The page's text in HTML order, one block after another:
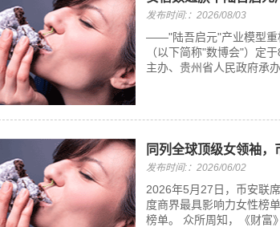
发布时间:：2026/08/03
——"陆吾启元"产业模型重
（以下简称"数博会"）定
主办、贵州省人民政府承
同列全球顶级女领袖
发布时间:：2026/06/02
2026年5月27日，币安联
度商界最具影响力女性榜
榜单。 众所周知，《财富